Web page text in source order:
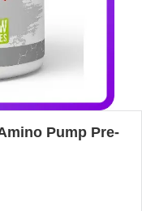
Pump Pre-